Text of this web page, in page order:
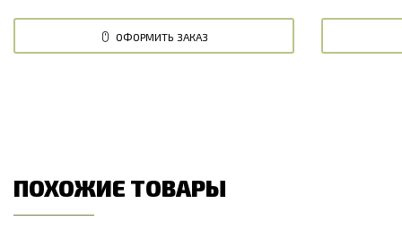
ОФОРМИТЬ ЗАКАЗ
ПОХОЖИЕ ТОВАРЫ